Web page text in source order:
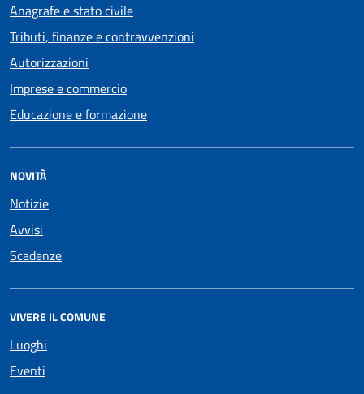
Anagrafe e stato civile
Tributi, finanze e contravvenzioni
Autorizzazioni
Imprese e commercio
Educazione e formazione
NOVITÀ
Notizie
Avvisi
Scadenze
VIVERE IL COMUNE
Luoghi
Eventi